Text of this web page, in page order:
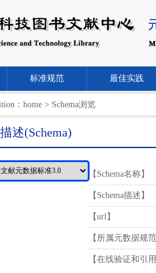
标准规范 最佳实践
： home > Schema浏览
述(Schema)
【Schema名称】
【Schema描述】
【url】
【所属元数据规
【在线验证和引